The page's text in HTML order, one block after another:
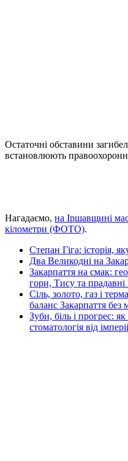
Остаточні обставини
встановлюють
Нагадаємо, на Іршавщині
кілометри (ФОТО).
Степан Гіга: історія,
Два Великодні на
Закарпаття на смак:
гори, Тису та
Сіль, золото, газ і
баланс Закарпаття без
Зуби, біль і прогрес:
стоматологія від